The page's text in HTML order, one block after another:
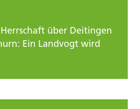
über Deitingen
Ein Landvogt wird